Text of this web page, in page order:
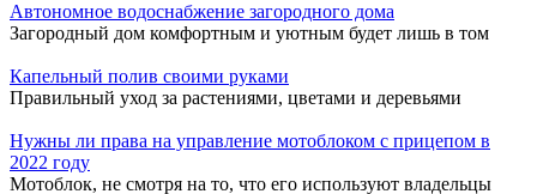
Автономное водоснабжение загородного дома
Загородный дом комфортным и уютным будет лишь в том
Капельный полив своими руками
Правильный уход за растениями, цветами и деревьями
Нужны ли права на управление мотоблоком с прицепом в
2022 году
Мотоблок, не смотря на то, что его используют владельцы